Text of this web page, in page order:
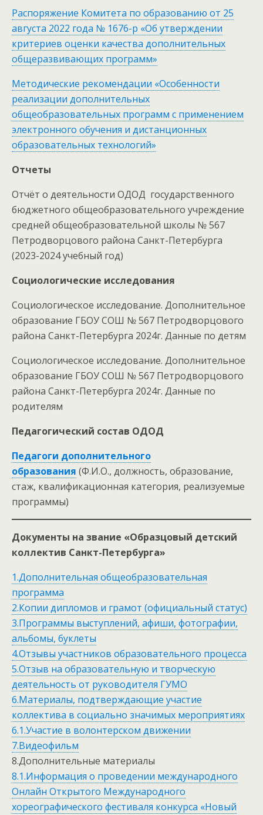
Распоряжение Комитета по образованию от 25
августа 2022 года № 1676-р «Об утверждении
критериев оценки качества дополнительных
общеразвивающих программ»
Методические рекомендации «Особенности
реализации дополнительных
общеобразовательных программ с применением
электронного обучения и дистанционных
образовательных технологий»
Отчеты
Отчёт о деятельности ОДОД государственного
бюджетного общеобразовательного учреждение
средней общеобразовательной школы № 567
Петродворцового района Санкт-Петербурга
(2023-2024 учебный год)
Социологические исследования
Социологическое исследование. Дополнительное
образование ГБОУ СОШ № 567 Петродворцового
района Санкт-Петербурга 2024г. Данные по детям
Социологическое исследование. Дополнительное
образование ГБОУ СОШ № 567 Петродворцового
района Санкт-Петербурга 2024г. Данные по
родителям
Педагогический состав ОДОД
Педагоги дополнительного
образования (Ф.И.О., должность, образование,
стаж, квалификационная категория, реализуемые
программы)
Документы на звание «Образцовый детский
коллектив Санкт-Петербурга»
1.Дополнительная общеобразовательная
программа
2.Копии дипломов и грамот (официальный статус)
3.Программы выступлений, афиши, фотографии,
альбомы, буклеты
4.Отзывы участников образовательного процесса
5.Отзыв на образовательную и творческую
деятельность от руководителя ГУМО
6.Материалы, подтверждающие участие
коллектива в социально значимых мероприятиях
6.1.Участие в волонтерском движении
7.Видеофильм
8.Дополнительные материалы
8.1.Информация о проведении международного
Онлайн Открытого Международного
хореографического фестиваля конкурса «Новый